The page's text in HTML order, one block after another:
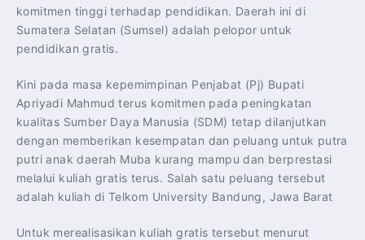
komitmen tinggi terhadap pendidikan. Daerah ini di
Sumatera Selatan (Sumsel) adalah pelopor untuk
pendidikan gratis.
Kini pada masa kepemimpinan Penjabat (Pj) Bupati
Apriyadi Mahmud terus komitmen pada peningkatan
kualitas Sumber Daya Manusia (SDM) tetap dilanjutkan
dengan memberikan kesempatan dan peluang untuk putra
putri anak daerah Muba kurang mampu dan berprestasi
melalui kuliah gratis terus. Salah satu peluang tersebut
adalah kuliah di Telkom University Bandung, Jawa Barat
Untuk merealisasikan kuliah gratis tersebut menurut